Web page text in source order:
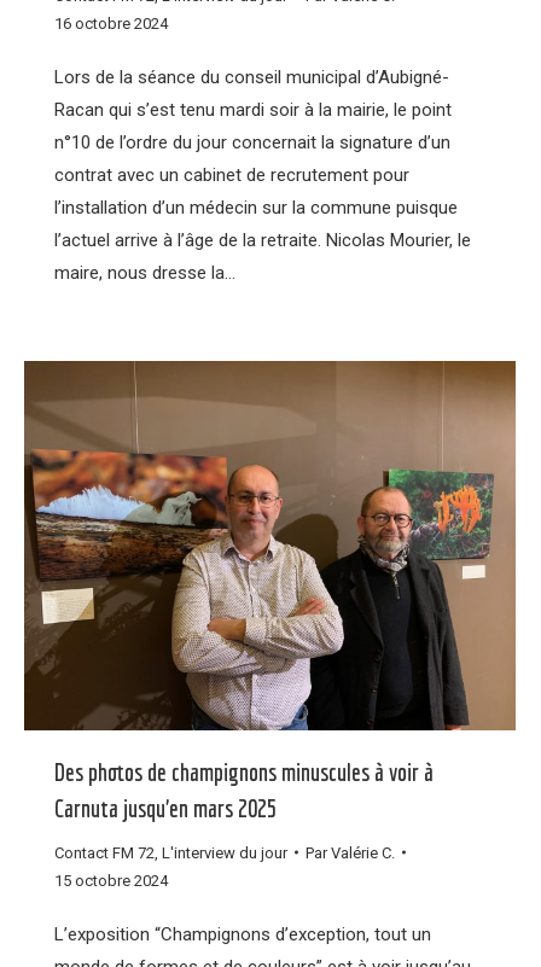
16 octobre 2024
Lors de la séance du conseil municipal d’Aubigné-
Racan qui s’est tenu mardi soir à la mairie, le point
n°10 de l’ordre du jour concernait la signature d’un
contrat avec un cabinet de recrutement pour
l’installation d’un médecin sur la commune puisque
l’actuel arrive à l’âge de la retraite. Nicolas Mourier, le
maire, nous dresse la…
Des photos de champignons minuscules à voir à
Carnuta jusqu’en mars 2025
Contact FM 72 L'interview du jour ParValérie C.
15 octobre 2024
L’exposition “Champignons d’exception, tout un